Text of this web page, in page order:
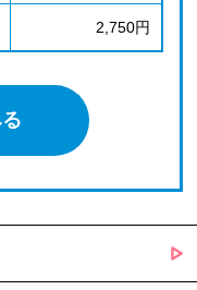
2,750円